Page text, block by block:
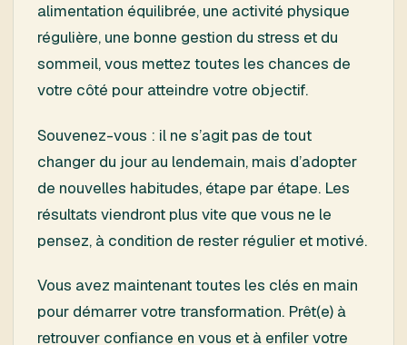
alimentation équilibrée, une activité physique
régulière, une bonne gestion du stress et du
sommeil, vous mettez toutes les chances de
votre côté pour atteindre votre objectif.
Souvenez-vous : il ne s’agit pas de tout
changer du jour au lendemain, mais d’adopter
de nouvelles habitudes, étape par étape. Les
résultats viendront plus vite que vous ne le
pensez, à condition de rester régulier et motivé.
Vous avez maintenant toutes les clés en main
pour démarrer votre transformation. Prêt(e) à
retrouver confiance en vous et à enfiler votre